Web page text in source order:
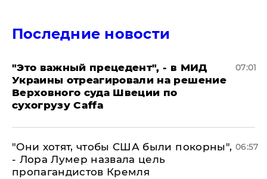
Последние новости
"Это важный прецедент", - в МИД
Украины отреагировали на решение
Верховного суда Швеции по
сухогрузу Caffa
07:01
"Они хотят, чтобы США были покорны",
- Лора Лумер назвала цель
пропагандистов Кремля
06:57